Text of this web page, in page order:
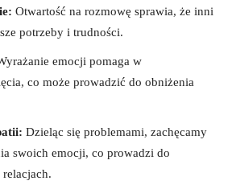
Otwartość na rozmowę sprawia, że inni
potrzeby i trudności.
emocji pomaga w
co może prowadzić do obniżenia
Dzieląc się problemami, zachęcamy
swoich emocji, co prowadzi do